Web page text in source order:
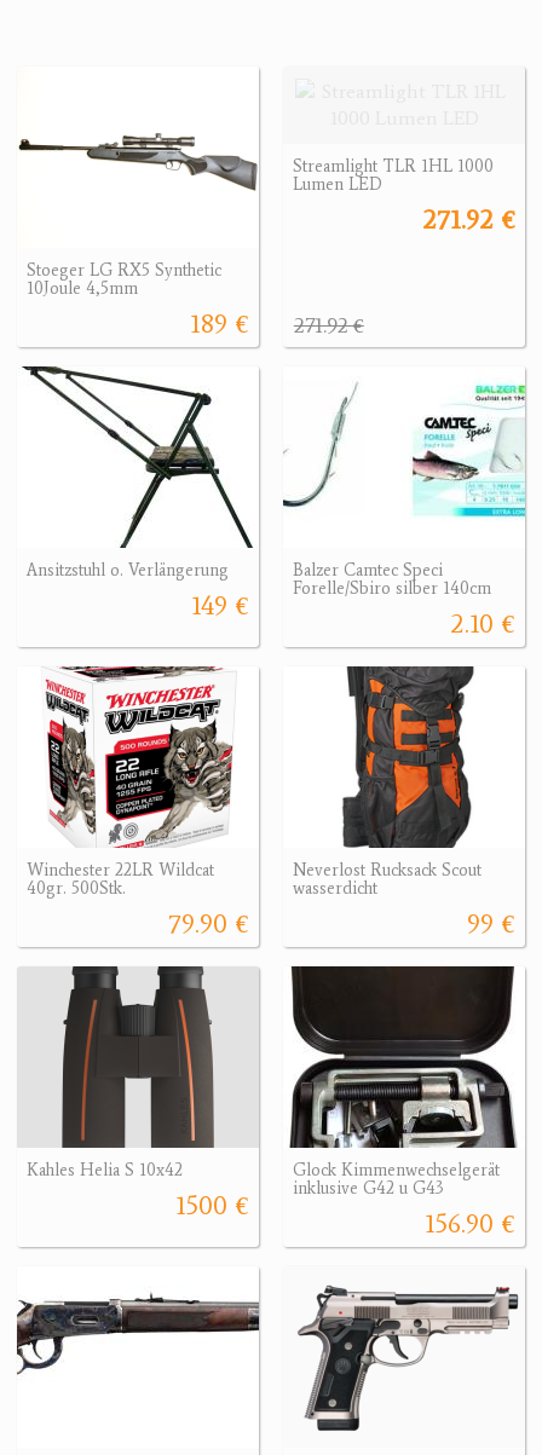
Stoeger LG RX5 Synthetic
10Joule 4,5mm
189 €
Streamlight TLR 1HL 1000
Lumen LED
271.92 €
271.92 €
Ansitzstuhl o. Verlängerung
149 €
Balzer Camtec Speci
Forelle/Sbiro silber 140cm
2.10 €
Winchester 22LR Wildcat
40gr. 500Stk.
79.90 €
Neverlost Rucksack Scout
wasserdicht
99 €
Kahles Helia S 10x42
1500 €
Glock Kimmenwechselgerät
inklusive G42 u G43
156.90 €